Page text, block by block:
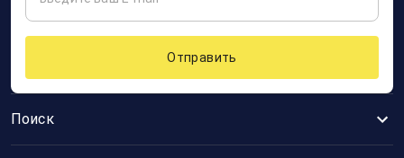
Поиск
Отправить